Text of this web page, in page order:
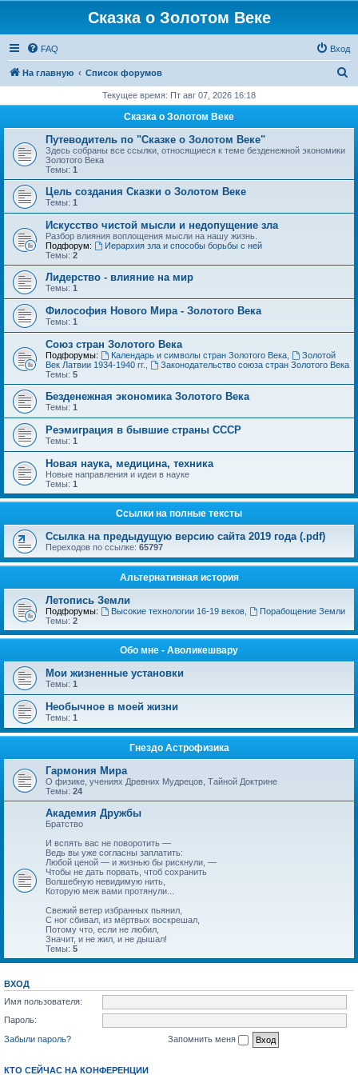
Сказка о Золотом Веке
FAQ Вход
На главную Список форумов
с
Текущее время: Пт авг 07, 2026 16:18
Сказка о Золотом Веке
Путеводитель по "Сказке о Золотом Веке"
Здесь собраны все ссылки, относящиеся к теме безденежной экономики
Золотого Века
Темы: 1
Цель создания Сказки о Золотом Веке
Темы: 1
Искусство чистой мысли и недопущение зла
Разбор влияния воплощения мысли на нашу жизнь.
Подфорум:
Иерархия зла и способы борьбы с ней
Темы: 2
Лидерство - влияние на мир
Темы: 1
Философия Нового Мира - Золотого Века
Темы: 1
Cоюз стран Золотого Века
Подфорумы: Календарь и символы стран Золотого Века,
Золотой
Век Латвии 1934-1940 гг.
Законодательство союза стран Золотого Века
Темы: 5
Безденежная экономика Золотого Века
Темы: 1
Реэмиграция в бывшие страны СССР
Темы: 1
Новая наука, медицина, техника
Новые направления и идеи в науке
Темы: 1
Ссылки на полные тексты
Ссылка на предыдущую версию сайта 2019 года (.pdf)
Переходов по ссылке: 65797
Альтернативная история
Летопись Земли
Подфорумы: Высокие технологии 16-19 веков,
Порабощение Земли
Темы: 2
Обо мне - Аволикешвару
Мои жизненные установки
Темы: 1
Необычное в моей жизни
Темы: 1
Гнездо Астрофизика
Гармония Мира
О физике, учениях Древних Мудрецов, Тайной Доктрине
Темы: 24
Академия Дружбы
Братство
И вспять вас не поворотить —
Ведь вы уже согласны заплатить:
Любой ценой — и жизнью бы рискнули, —
Чтобы не дать порвать, чтоб сохранить
Волшебную невидимую нить,
Которую меж вами протянули...
Свежий ветер избранных пьянил,
С ног сбивал, из мёртвых воскрешал,
Потому что, если не любил,
Значит, и не жил, и не дышал!
Темы: 5
ВХОД
Имя пользователя:
Пароль:
Забыли пароль?
Запомнить меня
КТО СЕЙЧАС НА КОНФЕРЕНЦИИ